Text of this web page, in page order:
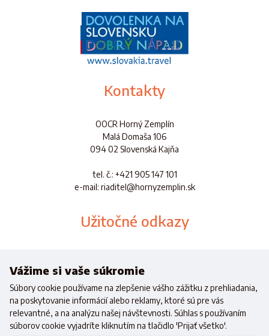
Kontakty
OOCR Horný Zemplín
Malá Domaša 106
094 02 Slovenská Kajňa
tel. č.: +421 905 147 101
e-mail: riaditel@hornyzemplin.sk
Užitočné odkazy
Aplikácia
Vážime si vaše súkromie
Súbory cookie používame na zlepšenie vášho zážitku z prehliadania,
na poskytovanie informácií alebo reklamy, ktoré sú pre vás
relevantné, a na analýzu našej návštevnosti. Súhlas s používaním
súborov cookie vyjadríte kliknutím na tlačidlo 'Prijať všetko'.